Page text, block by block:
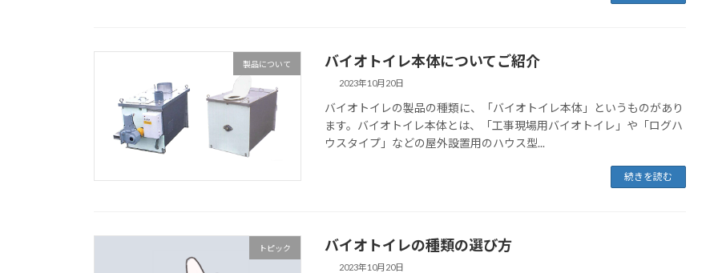
製品について バイオトイレ本体についてご紹介
2023年10月20日
バイオトイレの製品の種類に、「バイオトイレ本体」というものがあり
ます。バイオトイレ本体とは、「工事現場用バイオトイレ」や「ログハ
ウスタイプ」などの屋外設置用のハウス型...
続きを読む
トピック バイオトイレの種類の選び方
2023年10月20日